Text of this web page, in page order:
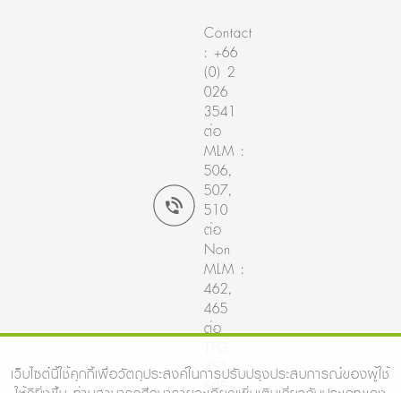
Contact
: +66
(0) 2
026
3541
ต่อ
MLM :
506,
507,
510
ต่อ
Non
MLM :
462,
465
ต่อ
451,
505
เว็บไซต์นี้ใช้คุกกี้เพื่อวัตถุประสงค์ในการปรับปรุงประสบการณ์ของผู้ใช้